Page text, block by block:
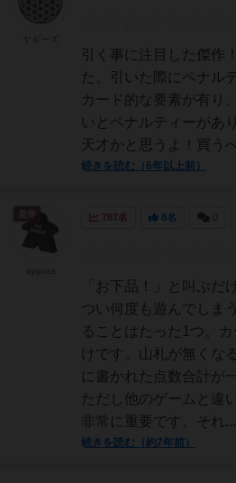
引く事に注目した傑作
た。引いた際にペナル
カード的な要素が有り
いとペナルティーがあ
天才かと思うよ！買う
続きを読む（6年以上前）
787名 8名
「お下品！」と叫ぶだ
つい何度も遊んでしま
ることはたった1つ。
けです。山札が無くな
に書かれた点数合計が
ただし他のゲームと違
非常に重要です。それ...
続きを読む（約7年前）